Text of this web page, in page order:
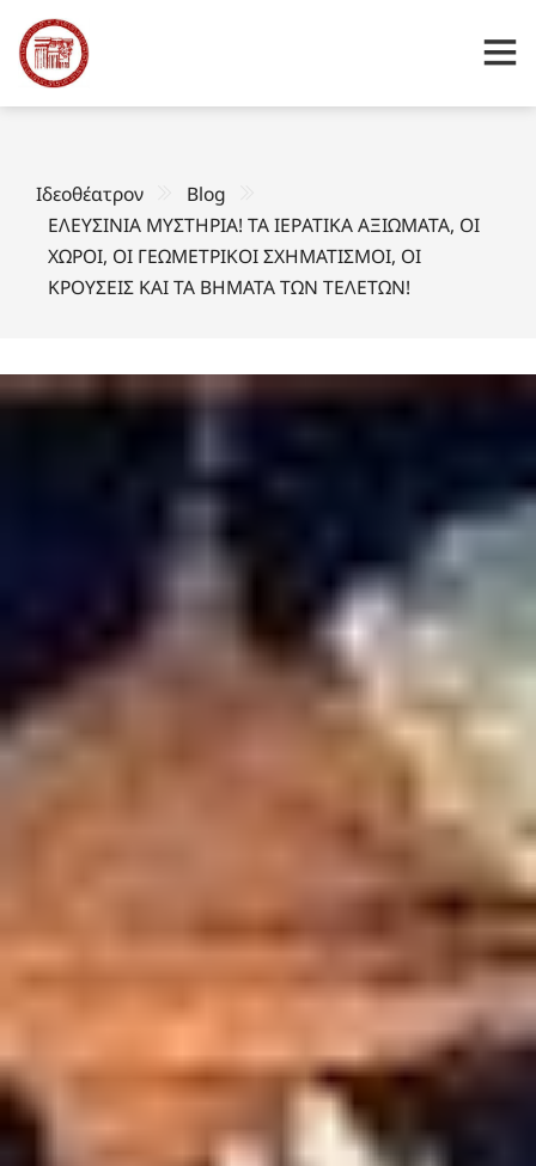
Ιδεοθέατρον
Blog
ΕΛΕΥΣΙΝΙΑ ΜΥΣΤΗΡΙΑ! ΤΑ ΙΕΡΑΤΙΚΑ ΑΞΙΩΜΑΤΑ, ΟΙ
ΧΩΡΟΙ, ΟΙ ΓΕΩΜΕΤΡΙΚΟΙ ΣΧΗΜΑΤΙΣΜΟΙ, ΟΙ
ΚΡΟΥΣΕΙΣ ΚΑΙ ΤΑ ΒΗΜΑΤΑ ΤΩΝ ΤΕΛΕΤΩΝ!